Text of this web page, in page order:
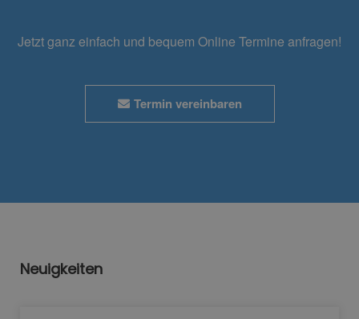
Jetzt ganz einfach und bequem Online Termine anfragen!
Termin vereinbaren
Neuigkeiten